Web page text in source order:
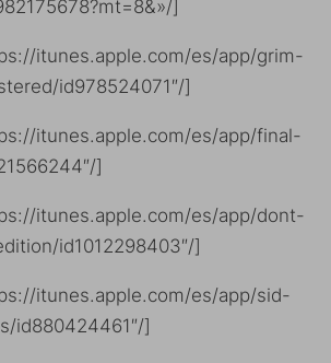
]
itunes.apple.com/es/app/grim-
id978524071″/]
itunes.apple.com/es/app/final-
]
itunes.apple.com/es/app/dont-
id1012298403″/]
itunes.apple.com/es/app/sid-
id880424461″/]